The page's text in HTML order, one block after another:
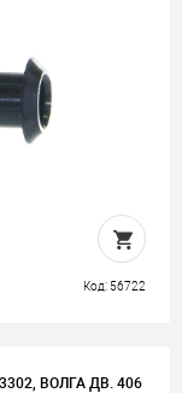
Код: 56722
ВОЛГА ДВ. 406